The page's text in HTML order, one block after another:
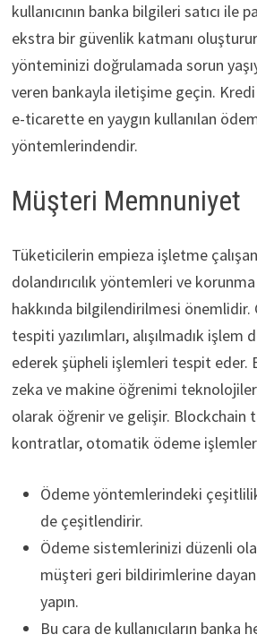
kullanıcının banka bilgileri satıcı ile
ekstra bir güvenlik katmanı
yönteminizi doğrulamada sorun
veren bankayla iletişime geçin.
e-ticarette en yaygın kullanılan
yöntemlerindendir.
Müşteri Memnuniyet
Tüketicilerin empieza işletme
dolandırıcılık yöntemleri ve
hakkında bilgilendirilmesi önemlidir.
tespiti yazılımları, alışılmadık işlem
ederek şüpheli işlemleri tespit eder.
zeka ve makine öğrenimi
olarak öğrenir ve gelişir. Blockchain
kontratlar, otomatik ödeme
Ödeme yöntemlerindeki
de çeşitlendirir.
Ödeme sistemlerinizi düzenli
müşteri geri bildirimlerine
yapın.
Bu cara de kullanıcıların banka